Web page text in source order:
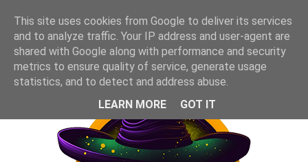
This site uses cookies from Google to deliver its services
and to analyze traffic. Your IP address and user-agent are
shared with Google along with performance and security
metrics to ensure quality of service, generate usage
statistics, and to detect and address abuse.
LEARN MORE
GOT IT